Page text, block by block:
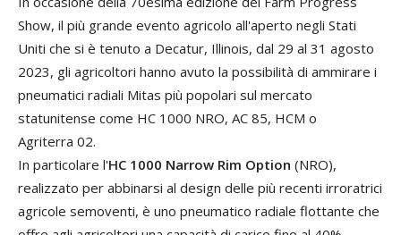
Show, il più grande evento agricolo all'aperto negli Stati
Uniti che si è tenuto a Decatur, Illinois, dal 29 al 31 agosto
2023, gli agricoltori hanno avuto la possibilità di ammirare i
pneumatici radiali Mitas più popolari sul mercato
statunitense come HC 1000 NRO, AC 85, HCM o
Agriterra 02.
In particolare l'HC 1000 Narrow Rim Option (NRO),
realizzato per abbinarsi al design delle più recenti irroratrici
agricole semoventi, è uno pneumatico radiale flottante che